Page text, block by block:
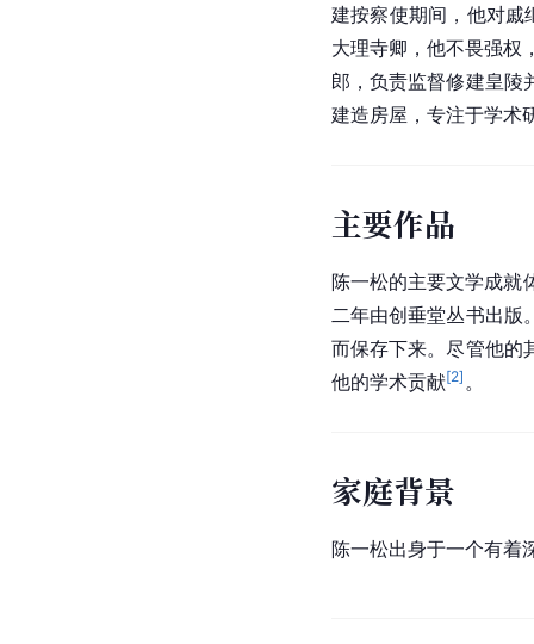
建按察使期间，他对戚
大理寺卿，他不畏强权
郎，负责监督修建皇陵
建造房屋，专注于学术
主要作品
陈一松的主要文学成就
二年由创垂堂丛书出版
而保存下来。尽管他的
他的学术贡献[2] 。
家庭背景
陈一松出身于一个有着